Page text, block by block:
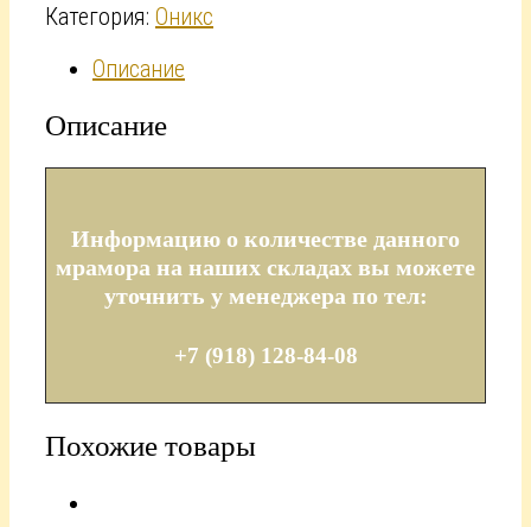
Категория: Оникс
Описание
Описание
Информацию о количестве данного
мрамора на наших складах вы можете
уточнить у менеджера по тел:
+7 (918) 128-84-08
Похожие товары